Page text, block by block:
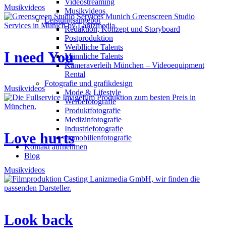
Video­strea­ming
Musikvideos
Leis­tungs­an­ge­bot
Redak­ti­on, Kon­zept und Storyboard
Post­pro­duk­ti­on
Weiblliche Talents
Männliche Talents
Kameraverleih München – Videoequipment
Rental
Fotografie und grafikdesign
Mode & Lifestyle
Werbefotografie
Produktfotografie
Medizinfotografie
Industriefotografie
Immobilienfotografie
Kontakt aufnehmen
Blog
Musikvideos
I need You
Musikvideos
Love hurts
Musikvideos
Look back